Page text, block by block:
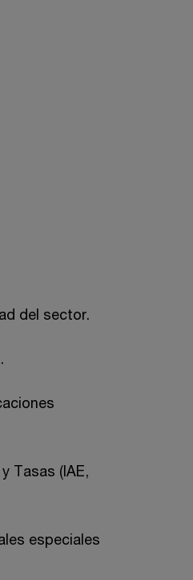
del sector.
Tasas (IAE,
especiales